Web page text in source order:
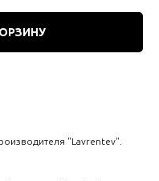
"Lavrentev".